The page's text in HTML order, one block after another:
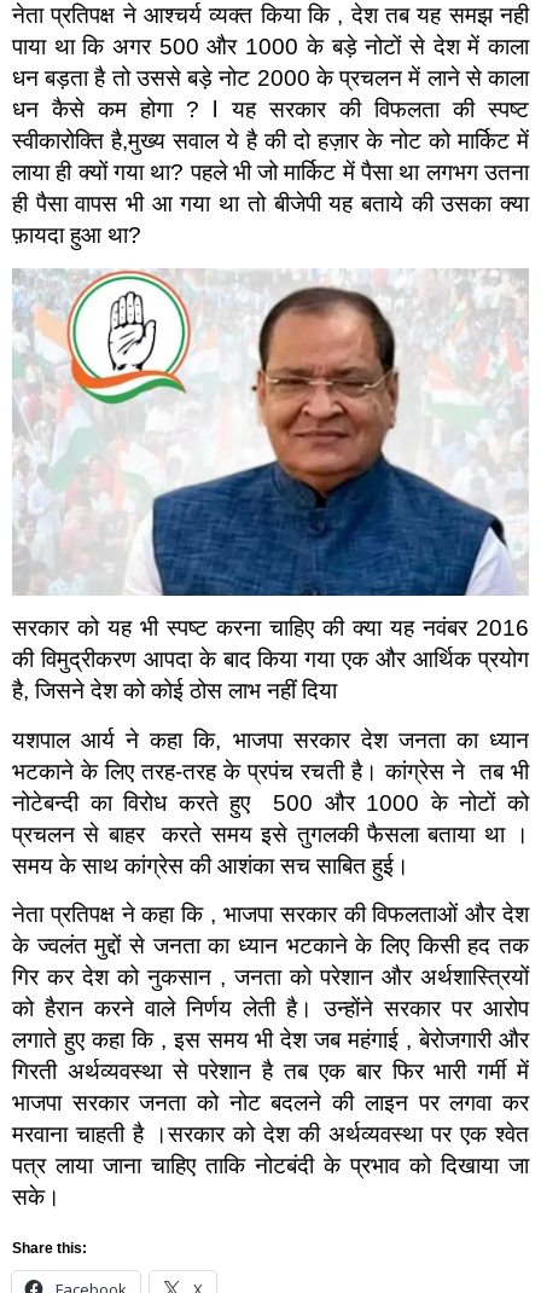
नेता प्रतिपक्ष ने आश्चर्य व्यक्त किया कि , देश तब यह समझ नही
पाया था कि अगर 500 और 1000 के बड़े नोटों से देश में काला
धन बड़ता है तो उससे बड़े नोट 2000 के प्रचलन में लाने से काला
धन कैसे कम होगा ? l यह सरकार की विफलता की स्पष्ट
स्वीकारोक्ति है,मुख्य सवाल ये है की दो हज़ार के नोट को मार्किट में
लाया ही क्यों गया था? पहले भी जो मार्किट में पैसा था लगभग उतना
ही पैसा वापस भी आ गया था तो बीजेपी यह बताये की उसका क्या
फ़ायदा हुआ था?
सरकार को यह भी स्पष्ट करना चाहिए की क्या यह नवंबर 2016
की विमुद्रीकरण आपदा के बाद किया गया एक और आर्थिक प्रयोग
है, जिसने देश को कोई ठोस लाभ नहीं दिया
यशपाल आर्य ने कहा कि, भाजपा सरकार देश जनता का ध्यान
भटकाने के लिए तरह-तरह के प्रपंच रचती है। कांग्रेस ने तब भी
नोटेबन्दी का विरोध करते हुए 500 और 1000 के नोटों को
प्रचलन से बाहर करते समय इसे तुगलकी फैसला बताया था ।
समय के साथ कांग्रेस की आशंका सच साबित हुई।
नेता प्रतिपक्ष ने कहा कि , भाजपा सरकार की विफलताओं और देश
के ज्वलंत मुद्दों से जनता का ध्यान भटकाने के लिए किसी हद तक
गिर कर देश को नुकसान , जनता को परेशान और अर्थशास्त्रियों
को हैरान करने वाले निर्णय लेती है। उन्होंने सरकार पर आरोप
लगाते हुए कहा कि , इस समय भी देश जब महंगाई , बेरोजगारी और
गिरती अर्थव्यवस्था से परेशान है तब एक बार फिर भारी गर्मी में
भाजपा सरकार जनता को नोट बदलने की लाइन पर लगवा कर
मरवाना चाहती है ।सरकार को देश की अर्थव्यवस्था पर एक श्वेत
पत्र लाया जाना चाहिए ताकि नोटबंदी के प्रभाव को दिखाया जा
सके।
Share this: